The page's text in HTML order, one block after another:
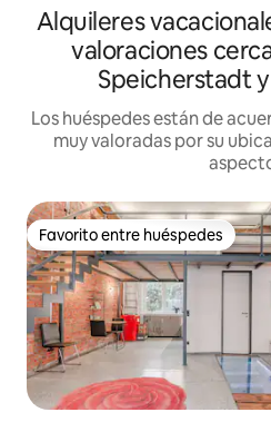
Alquileres
valoraciones
Speicherstadt
Los huéspedes están de
muy valoradas por su
Favorito entre huéspedes
Favorito entre huéspedes